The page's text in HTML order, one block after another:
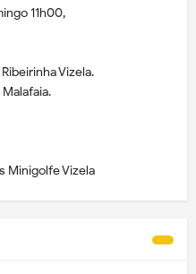
11h00,
Vizela.
Minigolfe Vizela